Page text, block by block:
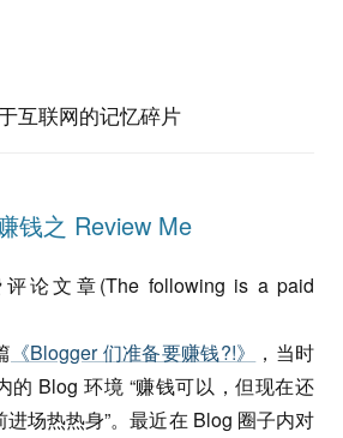
互联网的记忆碎片
钱之 Review Me
论文章(The following is a paid
《Blogger 们准备要赚钱?!》
，当时
的 Blog 环境 “赚钱可以，但现在还
场热热身”。最近在 Blog 圈子内对